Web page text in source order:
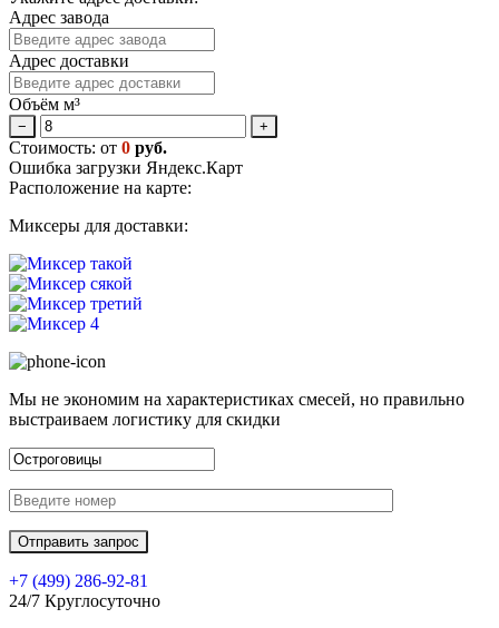
Адрес завода
Адрес доставки
Объём м³
− +
Стоимость: от 0 руб.
Ошибка загрузки Яндекс.Карт
Расположение на карте:
Миксеры для доставки:
Мы не экономим на характеристиках смесей, но правильно
выстраиваем логистику для скидки
+7 (499) 286-92-81
24/7 Круглосуточно